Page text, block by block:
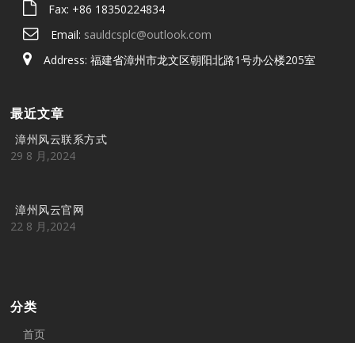
Fax: +86 18350224834
Email: sauldcsplc@outlook.com
Address: 福建省漳州市龙文区朝阳北路1号办公楼205室
最近文章
漳州风云联系方式
29 8 月,2024
漳州风云官网
22 8 月,2024
分类
首页